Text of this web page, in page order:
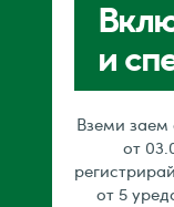
и
Вземи заем
oт
от 5